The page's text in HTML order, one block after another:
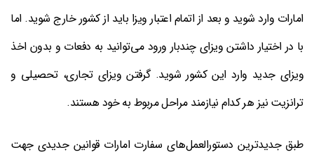
امارات وارد شوید و بعد از اتمام اعتبار ویزا باید از کشور خارج شوید. اما
با در اختیار داشتن ویزای چندبار ورود می‌توانید به دفعات و بدون اخذ
ویزای جدید وارد این کشور شوید. گرفتن ویزای تجاری، تحصیلی و
ترانزیت نیز هر کدام نیازمند مراحل مربوط به خود هستند.
طبق جدیدترین دستورالعمل‌های سفارت امارات قوانین جدیدی جهت